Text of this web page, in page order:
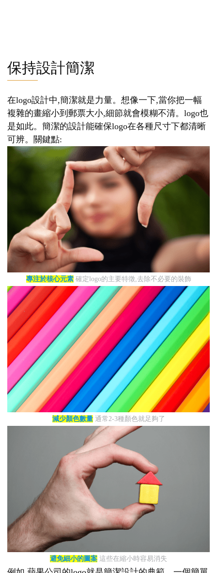
保持設計簡潔
在logo設計中,簡潔就是力量。想像一下,當你把一幅
複雜的畫縮小到郵票大小,細節就會模糊不清。logo也
是如此。簡潔的設計能確保logo在各種尺寸下都清晰
可辨。關鍵點:
專注於核心元素確定logo的主要特徵,去除不必要的裝飾
減少顏色數量通常2-3種顏色就足夠了
避免細小的圖案 這些在縮小時容易消失